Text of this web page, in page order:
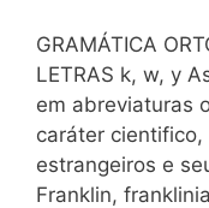
GRAMÁTICA
LETRAS k, w, y
em abreviaturas
caráter
es­trangeiros e
Franklin,